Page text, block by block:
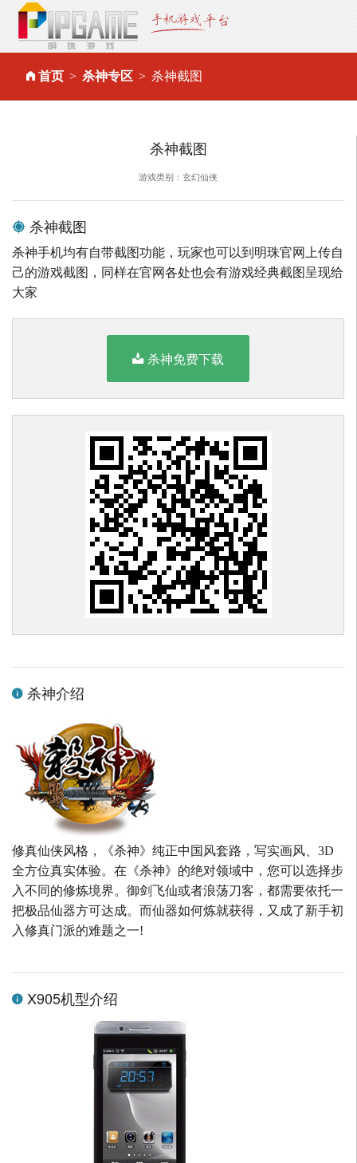
首页 杀神专区 杀神截图
杀神截图
游戏类别：玄幻仙侠
杀神截图
杀神手机均有自带截图功能，玩家也可以到明珠官网上传自
己的游戏截图，同样在官网各处也会有游戏经典截图呈现给
大家
杀神免费下载
杀神介绍
修真仙侠风格，《杀神》纯正中国风套路，写实画风、3D
全方位真实体验。在《杀神》的绝对领域中，您可以选择步
入不同的修炼境界。御剑飞仙或者浪荡刀客，都需要依托一
把极品仙器方可达成。而仙器如何炼就获得，又成了新手初
入修真门派的难题之一!
X905机型介绍